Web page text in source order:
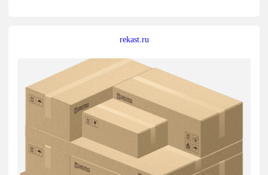
rekast.ru